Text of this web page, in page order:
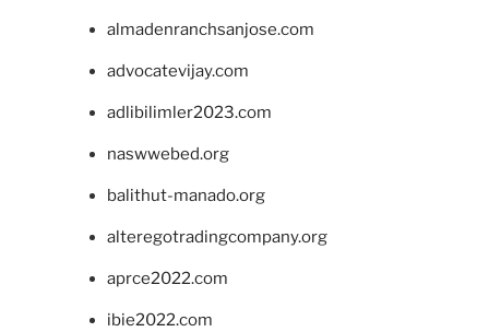
almadenranchsanjose.com
advocatevijay.com
adlibilimler2023.com
naswwebed.org
balithut-manado.org
alteregotradingcompany.org
aprce2022.com
ibie2022.com